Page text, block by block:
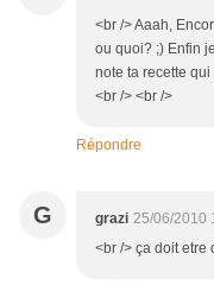
<br /> Aaah,
ou quoi? ;) Enfin
note ta recette
<br /> <br />
Répondre
G grazi 25/06/2010
<br /> ça doit etre